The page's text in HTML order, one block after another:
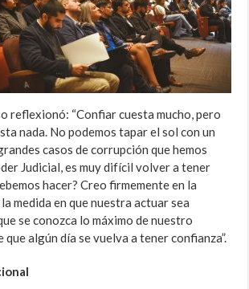
reflexionó: “Confiar cuesta mucho, pero
nada. No podemos tapar el sol con un
casos de corrupción que hemos
Judicial, es muy difícil volver a tener
hacer? Creo firmemente en la
medida en que nuestra actuar sea
se conozca lo máximo de nuestro
algún día se vuelva a tener confianza”.